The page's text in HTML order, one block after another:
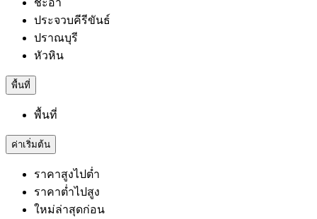
ชะอำ
ประจวบคีรีขันธ์
ปราณบุรี
หัวหิน
พื้นที่
พื้นที่
ค่าเริ่มต้น
ราคาสูงไปต่ำ
ราคาต่ำไปสูง
ใหม่ล่าสุดก่อน